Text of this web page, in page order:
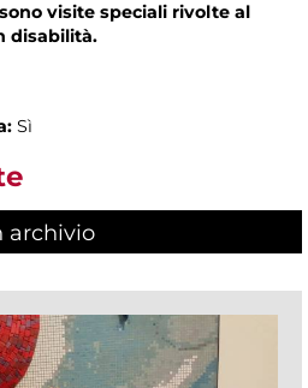
visite speciali rivolte al
disabilità.
Sì
archivio